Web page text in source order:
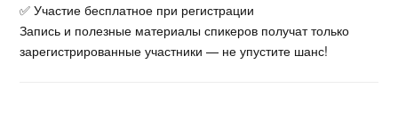
✅ Участие бесплатное при регистрации
Запись и полезные материалы спикеров получат только
зарегистрированные участники — не упустите шанс!